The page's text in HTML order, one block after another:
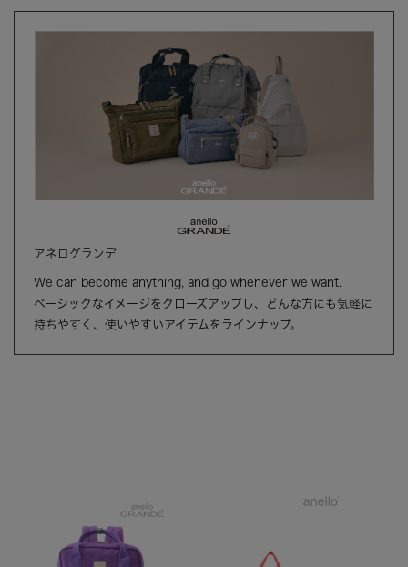
アネログランデ
We can become anything, and go whenever we want.
ベーシックなイメージをクローズアップし、どんな方にも気軽に
持ちやすく、使いやすいアイテムをラインナップ。